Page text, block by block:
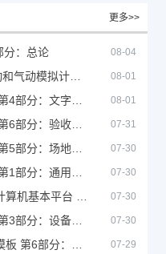
更多>>
分：总论 08-04
08-01
08-01
07-31
07-30
07-30
07-30
07-30
07-29